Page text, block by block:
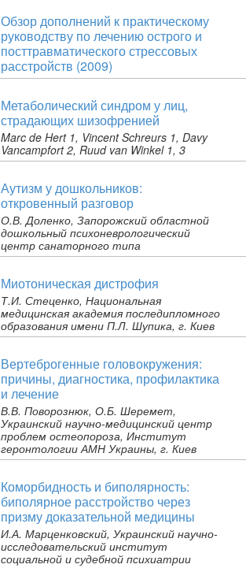
Обзор дополнений к практическому
руководству по лечению острого и
посттравматического стрессовых
расстройств (2009)
Метаболический синдром у лиц,
страдающих шизофренией
Marc de Hert 1, Vincent Schreurs 1, Davy
Vancampfort 2, Ruud van Winkel 1, 3
Аутизм у дошкольников:
откровенный разговор
О.В. Доленко, Запорожский областной
дошкольный психоневрологический
центр санаторного типа
Миотоническая дистрофия
Т.И. Стеценко, Национальная
медицинская академия последипломного
образования имени П.Л. Шупика, г. Киев
Вертеброгенные головокружения:
причины, диагностика, профилактика
и лечение
В.В. Поворознюк, О.Б. Шеремет,
Украинский научно-медицинский центр
проблем остеопороза, Институт
геронтологии АМН Украины, г. Киев
Коморбидность и биполярность:
биполярное расстройство через
призму доказательной медицины
И.А. Марценковский, Украинский научно-
исследовательский институт
социальной и судебной психиатрии